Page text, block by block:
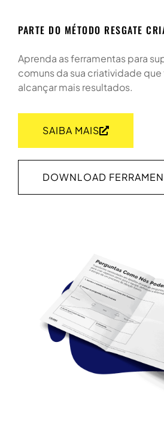
PARTE DO MÉTODO RESGATE
Aprenda as ferramentas para
comuns da sua criatividade
alcançar mais resultados.
SAIBA MAIS
DOWNLOAD